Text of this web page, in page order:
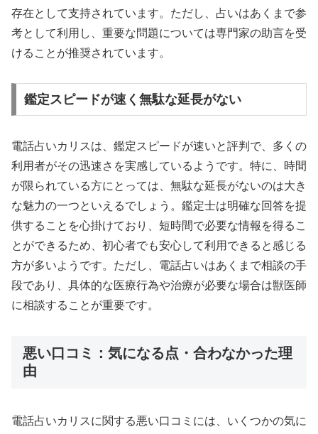
存在として支持されています。ただし、占いはあくまで参
考として利用し、重要な問題については専門家の助言を受
けることが推奨されています。
鑑定スピードが速く無駄な延長がない
電話占いカリスは、鑑定スピードが速いと評判で、多くの
利用者がその迅速さを実感しているようです。特に、時間
が限られている方にとっては、無駄な延長がないのは大き
な魅力の一つといえるでしょう。鑑定士は明確な回答を提
供することを心掛けており、短時間で必要な情報を得るこ
とができるため、初心者でも安心して利用できると感じる
方が多いようです。ただし、電話占いはあくまで相談の手
段であり、具体的な医療行為や治療が必要な場合は獣医師
に相談することが重要です。
悪い口コミ：気になる点・合わなかった理
由
電話占いカリスに関する悪い口コミには、いくつかの気に